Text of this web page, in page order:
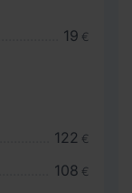
19 €
122 €
108 €